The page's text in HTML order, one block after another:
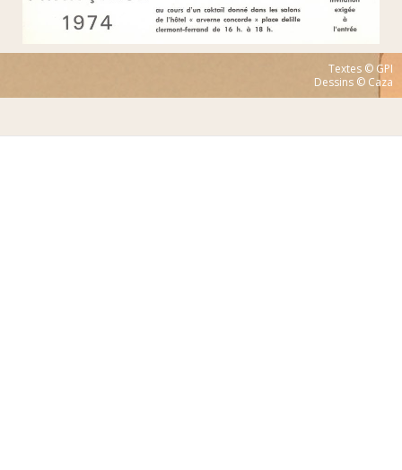
Textes © GPI
Dessins © Caza